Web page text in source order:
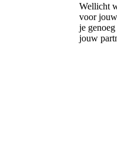
Wellicht
voor
je
jouw